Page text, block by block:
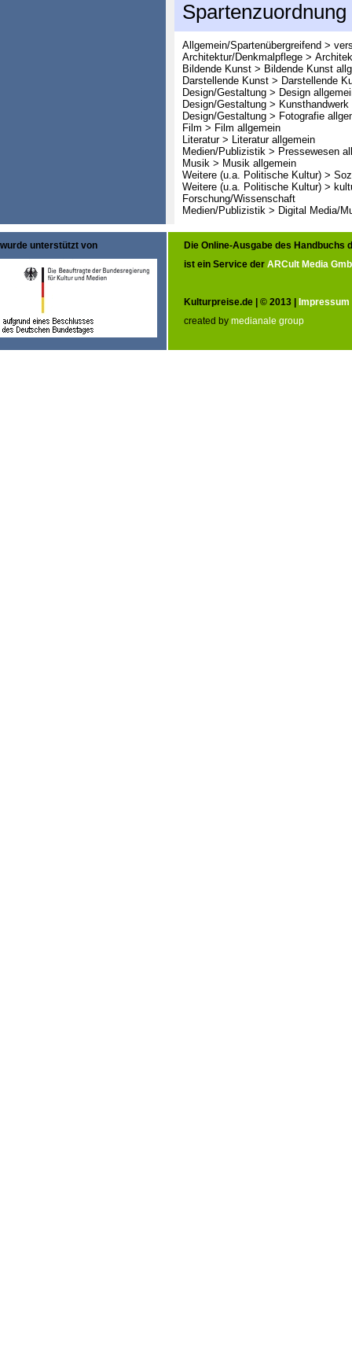
Spartenzuordnung
Allgemein/Spartenübergreifend >
Architektur/Denkmalpflege >
Bildende Kunst > Bildende Kunst
Darstellende Kunst > Darstellende
Design/Gestaltung > Design
Design/Gestaltung > Kunsthandwerk
Design/Gestaltung > Fotografie
Film > Film allgemein
Literatur > Literatur allgemein
Medien/Publizistik > Pressewesen
Musik > Musik allgemein
Weitere (u.a. Politische Kultur) >
Weitere (u.a. Politische Kultur) >
Forschung/Wissenschaft
Medien/Publizistik > Digital Media/
wurde unterstützt von
Die Online-Ausgabe des Handbuchs
ist ein Service der ARCult Media
Kulturpreise.de | © 2013 | Impressum
created by medianale group